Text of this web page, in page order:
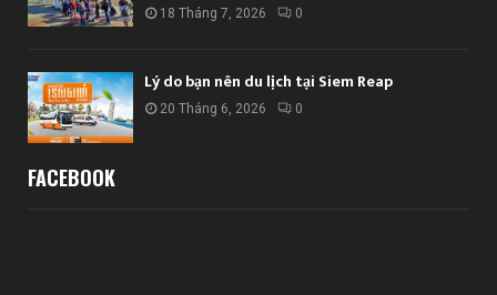
18 Tháng 7, 2026 0
Lý do bạn nên du lịch tại Siem Reap
20 Tháng 6, 2026 0
FACEBOOK